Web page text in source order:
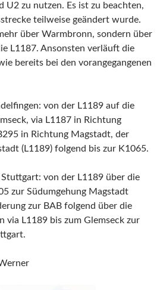
U2 zu nutzen. Es ist zu beachten,
teilweise geändert wurde.
über Warmbronn, sondern über
L1187. Ansonsten verläuft die
bereits bei den vorangegangenen
von der L1189 auf die
via L1187 in Richtung
in Richtung Magstadt, der
(L1189) folgend bis zur K1065.
von der L1189 über die
zur Südumgehung Magstadt
zur BAB folgend über die
via L1189 bis zum Glemseck zur